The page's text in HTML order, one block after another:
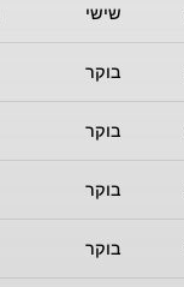
שישי
בוקר
בוקר
בוקר
בוקר